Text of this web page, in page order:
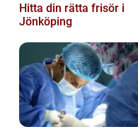
Hitta din rätta frisör i
Jönköping